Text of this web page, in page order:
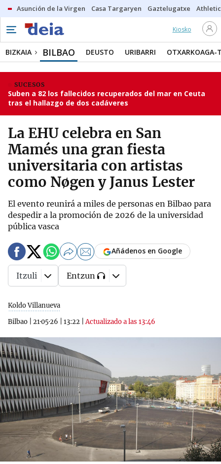
Asunción de la Virgen Casa Targaryen Gaztelugatxe Athletic
Kiosko
BIZKAIA BILBAO DEUSTO URIBARRI OTXARKOAGA-
SUCESOS
Suben a 82 los fallecidos recuperados del mar en Ceuta
tras el hallazgo de dos cadáveres
La EHU celebra en San
Mamés una gran fiesta
universitaria con artistas
como Nøgen y Janus Lester
El evento reunirá a miles de personas en Bilbao para
despedir a la promoción de 2026 de la universidad
pública vasca
Koldo Villanueva
Bilbao
21·05·26 13:22 |Actualizado a las 13:46
Añádenos en Google
Itzuli Entzun